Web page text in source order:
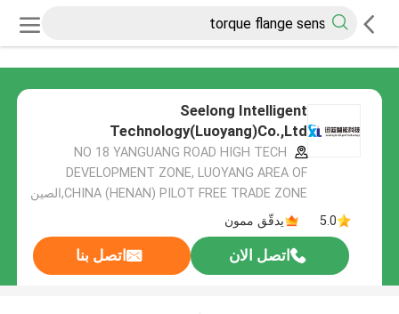
Seelong Intelligent
Technology(Luoyang)Co.,Ltd
NO 18 YANGUANG ROAD HIGH TECH
DEVELOPMENT ZONE, LUOYANG AREA OF
CHINA (HENAN) PILOT FREE TRADE ZONE,الصين
5.0
يدقّق ممون
اتصل الان اتصل بنا